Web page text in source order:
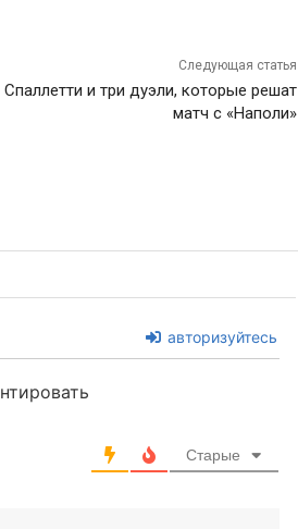
Следующая статья
и три дуэли, которые решат
матч с «Наполи»
авторизуйтесь
Старые